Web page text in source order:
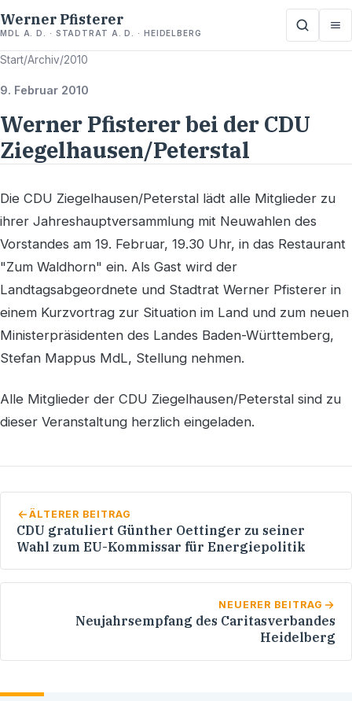
Werner Pfisterer
MDL A. D. · STADTRAT A. D. · HEIDELBERG
Start/Archiv/2010
9. Februar 2010
Werner Pfisterer bei der CDU
Ziegelhausen/Peterstal
Die CDU Ziegelhausen/Peterstal lädt alle Mitglieder zu
ihrer Jahreshauptversammlung mit Neuwahlen des
Vorstandes am 19. Februar, 19.30 Uhr, in das Restaurant
"Zum Waldhorn" ein. Als Gast wird der
Landtagsabgeordnete und Stadtrat Werner Pfisterer in
einem Kurzvortrag zur Situation im Land und zum neuen
Ministerpräsidenten des Landes Baden-Württemberg,
Stefan Mappus MdL, Stellung nehmen.
Alle Mitglieder der CDU Ziegelhausen/Peterstal sind zu
dieser Veranstaltung herzlich eingeladen.
ÄLTERER BEITRAG
CDU gratuliert Günther Oettinger zu seiner
Wahl zum EU-Kommissar für Energiepolitik
NEUERER BEITRAG
Neujahrsempfang des Caritasverbandes
Heidelberg